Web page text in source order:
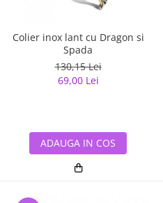
Colier inox lant cu Dragon si
Spada
130,15 Lei
69,00 Lei
ADAUGA IN COS